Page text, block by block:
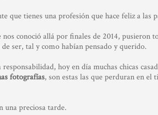
que tienes una profesión que hace feliz a las
conoció allá por finales de 2014, pusieron
de ser, tal y como habían pensado y querido.
hoy en día muchas chicas
fotografías, son estas las que perduran en el
una preciosa tarde.